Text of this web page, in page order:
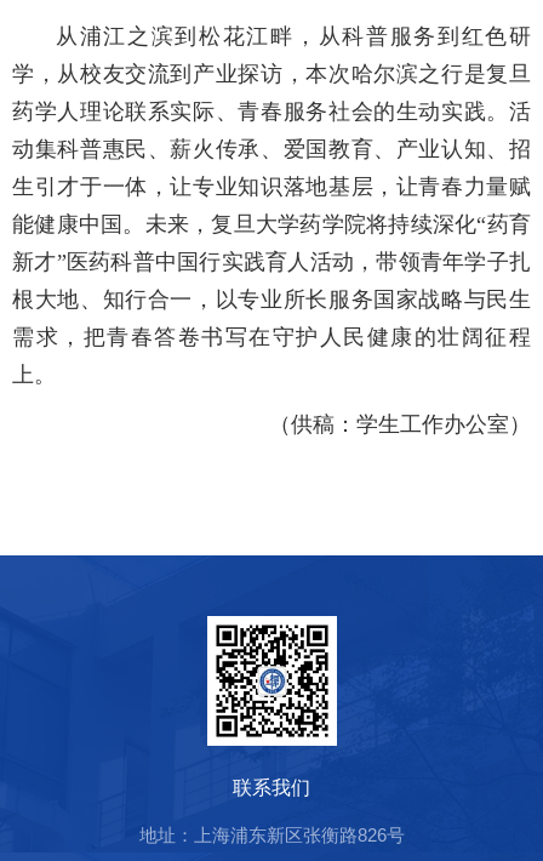
从浦江之滨到松花江畔，从科普服务到红色研
学，从校友交流到产业探访，本次哈尔滨之行是复旦
药学人理论联系实际、青春服务社会的生动实践。活
动集科普惠民、薪火传承、爱国教育、产业认知、招
生引才于一体，让专业知识落地基层，让青春力量赋
能健康中国。未来，复旦大学药学院将持续深化“药育
新才”医药科普中国行实践育人活动，带领青年学子扎
根大地、知行合一，以专业所长服务国家战略与民生
需求，把青春答卷书写在守护人民健康的壮阔征程
上。
（供稿：学生工作办公室）
联系我们
地址：上海浦东新区张衡路826号